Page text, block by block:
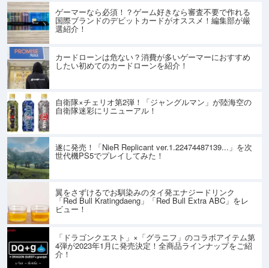
ゲーマーなら必須！？ゲーム好きなら審査不要で作れる
国際ブランドのデビットカードがオススメ！編集部が厳
選紹介！
カードローンは危ない？消費が多いゲーマーにおすすめ
したい初めてのカードローンを紹介！
自衛隊×チェリオ第2弾！「ジャングルマン」が陸海空の
自衛隊迷彩にリニューアル！
遂に発売！「NieR Replicant ver.1.22474487139...」を次
世代機PS5でプレイしてみた！
翼をさずけるでお馴染みのタイ発エナジードリンク
「Red Bull Kratingdaeng」「Red Bull Extra ABC」をレ
ビュー！
「ドラゴンクエスト」×「グラニフ」のコラボアイテム第
4弾が2023年1月に発売決定！全商品ラインナップをご紹
介！